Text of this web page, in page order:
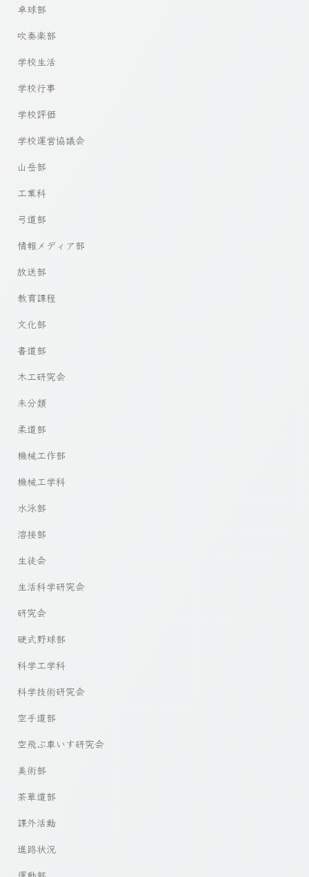
卓球部
吹奏楽部
学校生活
学校行事
学校評価
学校運営協議会
山岳部
工業科
弓道部
情報メディア部
放送部
教育課程
文化部
書道部
木工研究会
未分類
柔道部
機械工作部
機械工学科
水泳部
溶接部
生徒会
生活科学研究会
研究会
硬式野球部
科学工学科
科学技術研究会
空手道部
空飛ぶ車いす研究会
美術部
茶華道部
課外活動
進路状況